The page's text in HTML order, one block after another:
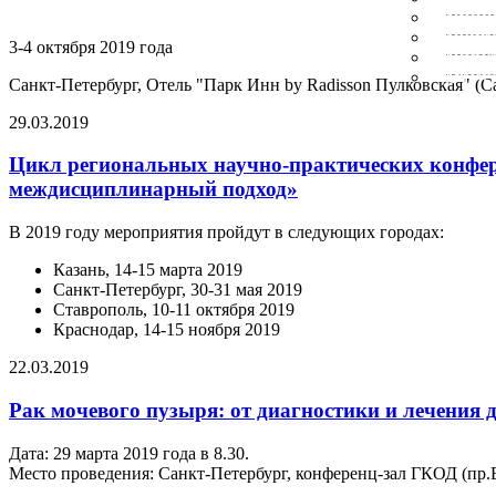
3-4 октября 2019 года
Санкт-Петербург, Отель "Парк Инн by Radisson Пулковская"
29.03.2019
Цикл региональных научно-практических
междисциплинарный подход»
В 2019 году мероприятия пройдут в следующих городах:
Казань, 14-15 марта 2019
Санкт-Петербург, 30-31 мая 2019
Ставрополь, 10-11 октября 2019
Краснодар, 14-15 ноября 2019
22.03.2019
Рак мочевого пузыря: от диагностики и лечения
Дата: 29 марта 2019 года в 8.30.
Место проведения: Санкт-Петербург, конференц-зал ГКОД